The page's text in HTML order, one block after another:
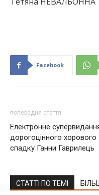
Facebook
попередня стаття
Електронне
дорогоцінного хорового
спадку Ганни Гаврилець
СТАТТІ ПО ТЕМІ